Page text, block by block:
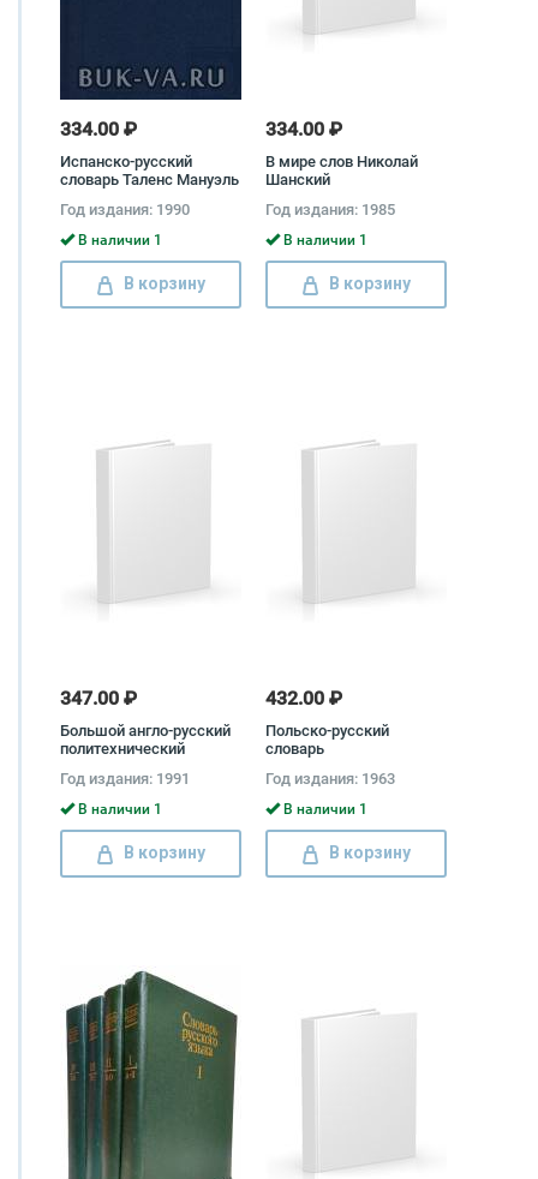
334.00 ₽
Испанско-русский
словарь Таленс Мануэль
Год издания: 1990
В наличии 1
В корзину
334.00 ₽
В мире слов Николай
Шанский
Год издания: 1985
В наличии 1
В корзину
347.00 ₽
Большой англо-русский
политехнический
книг) Дмитрий Столяров,
Ю. Кузьмин
Год издания: 1991
В наличии 1
В корзину
432.00 ₽
Польско-русский
словарь
Год издания: 1963
В наличии 1
В корзину